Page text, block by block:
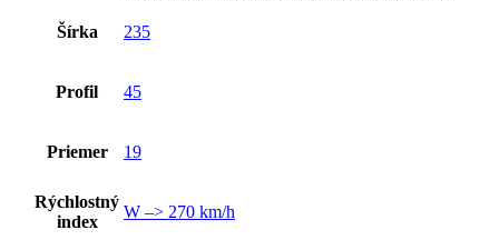
Šírka 235
Profil 45
Priemer 19
Rýchlostný
index
W –> 270 km/h